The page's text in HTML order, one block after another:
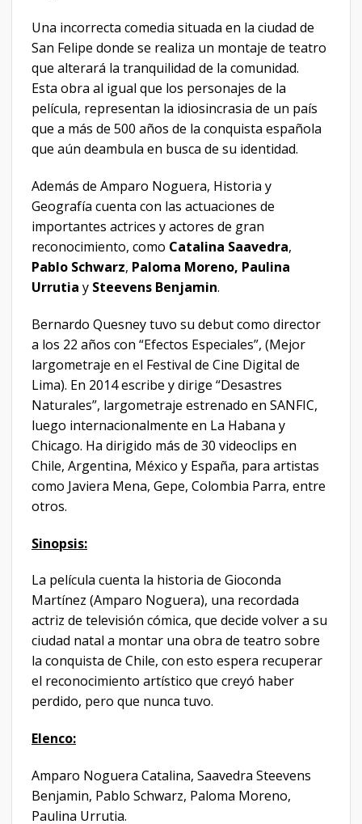
Una incorrecta comedia situada en la ciudad de
San Felipe donde se realiza un montaje de teatro
que alterará la tranquilidad de la comunidad.
Esta obra al igual que los personajes de la
película, representan la idiosincrasia de un país
que a más de 500 años de la conquista española
que aún deambula en busca de su identidad.
Además de Amparo Noguera, Historia y
Geografía cuenta con las actuaciones de
importantes actrices y actores de gran
reconocimiento, como Catalina Saavedra,
Pablo Schwarz, Paloma Moreno, Paulina
Urrutia y Steevens Benjamin.
Bernardo Quesney tuvo su debut como director
a los 22 años con “Efectos Especiales”, (Mejor
largometraje en el Festival de Cine Digital de
Lima). En 2014 escribe y dirige “Desastres
Naturales”, largometraje estrenado en SANFIC,
luego internacionalmente en La Habana y
Chicago. Ha dirigido más de 30 videoclips en
Chile, Argentina, México y España, para artistas
como Javiera Mena, Gepe, Colombia Parra, entre
otros.
Sinopsis:
La película cuenta la historia de Gioconda
Martínez (Amparo Noguera), una recordada
actriz de televisión cómica, que decide volver a su
ciudad natal a montar una obra de teatro sobre
la conquista de Chile, con esto espera recuperar
el reconocimiento artístico que creyó haber
perdido, pero que nunca tuvo.
Elenco:
Amparo Noguera Catalina, Saavedra Steevens
Benjamin, Pablo Schwarz, Paloma Moreno,
Paulina Urrutia.